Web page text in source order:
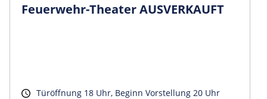
Feuerwehr-Theater AUSVERKAUFT
Türöffnung 18 Uhr, Beginn Vorstellung 20 Uhr